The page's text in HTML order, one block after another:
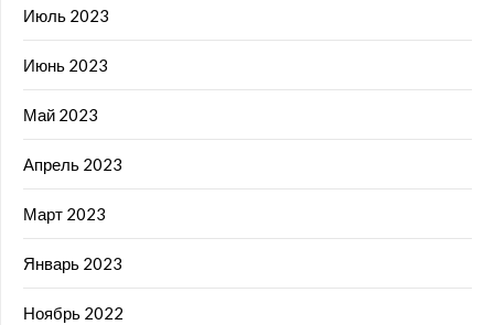
Июль 2023
Июнь 2023
Май 2023
Апрель 2023
Март 2023
Январь 2023
Ноябрь 2022